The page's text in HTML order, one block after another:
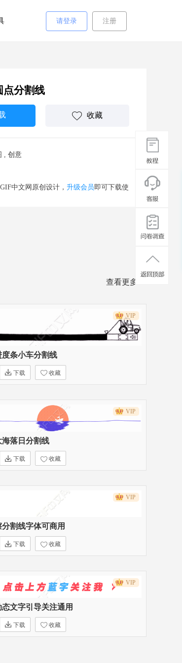
请登录 注册
点分割线
收藏
, 创意
中文网原创设计， 升级会员即可下载使
查看更多>>
VIP
度条小车分割线
下载 收藏
VIP
海落日分割线
下载 收藏
VIP
割线字体可商用
下载 收藏
VIP
态文字引导关注通用
下载 收藏